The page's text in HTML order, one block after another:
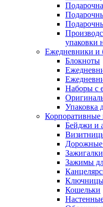
упаковки
Ежедневники и
Блокноты
Наборы с
Упаковка
Корпоративные
Бейджи и
Дорожные
Зажигалки
Зажимы
Кошельки